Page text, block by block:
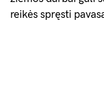
reikės spręsti